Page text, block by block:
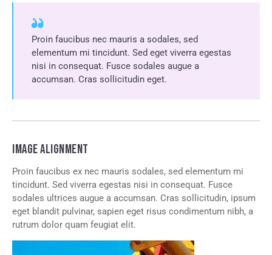
Proin faucibus nec mauris a sodales, sed
elementum mi tincidunt. Sed eget viverra egestas
nisi in consequat. Fusce sodales augue a
accumsan. Cras sollicitudin eget.
IMAGE ALIGNMENT
Proin faucibus ex nec mauris sodales, sed elementum mi
tincidunt. Sed viverra egestas nisi in consequat. Fusce
sodales ultrices augue a accumsan. Cras sollicitudin, ipsum
eget blandit pulvinar, sapien eget risus condimentum nibh, a
rutrum dolor quam feugiat elit.